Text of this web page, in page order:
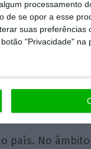
processamento
se opor a esse
suas preferências
"Privacidade" na
Covid-19. Para
em
da
país. No âmbito